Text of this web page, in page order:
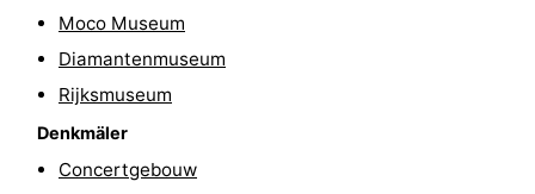
Nachtleben
Essen
und
trinken
Einkäufen
Moco Museum
Diamantenmuseum
Rijksmuseum
Denkmäler
Concertgebouw